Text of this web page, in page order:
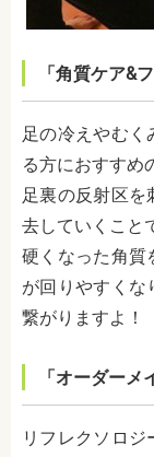
「角質ケア&
足の冷えやむく
る方におすすめ
足裏の反射区を
去していくこと
硬くなった角質
が回りやすくな
繋がりますよ！
「オーダー
リフレクソロ